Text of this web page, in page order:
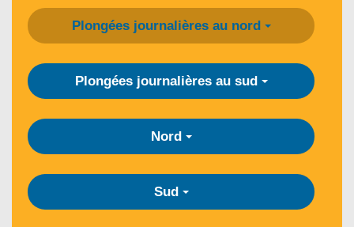
Plongées journalières au nord
Plongées journalières au sud
Nord
Sud